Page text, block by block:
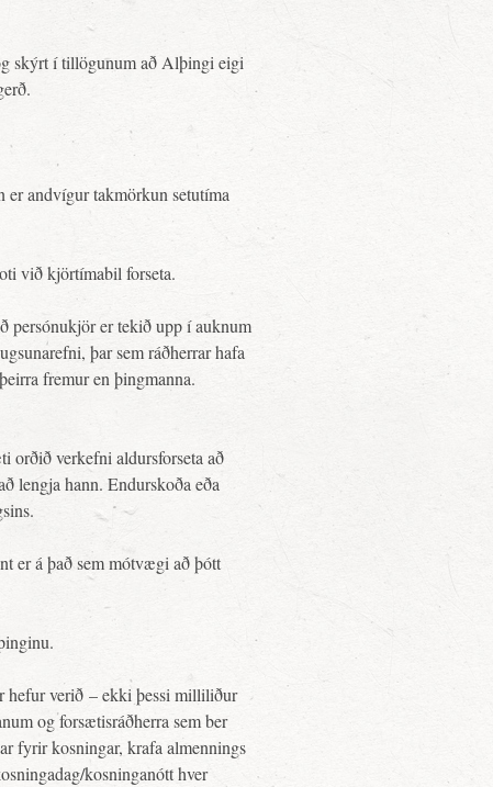
skýrt í tillögunum að Alþingi eigi
er andvígur takmörkun setutíma
við kjörtímabil forseta.
persónukjör er tekið upp í auknum
þar sem ráðherrar hafa
fremur en þingmanna.
orðið verkefni aldursforseta að
lengja hann. Endurskoða eða
er á það sem mótvægi að þótt
hefur verið – ekki þessi milliliður
og forsætisráðherra sem ber
fyrir kosningar, krafa almennings
kosninganótt hver